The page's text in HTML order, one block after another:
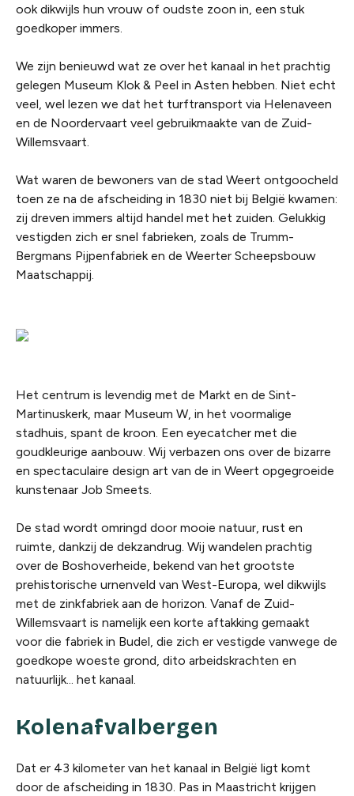
ook dikwijls hun vrouw of oudste zoon in, een stuk
goedkoper immers.
We zijn benieuwd wat ze over het kanaal in het prachtig
gelegen Museum Klok & Peel in Asten hebben. Niet echt
veel, wel lezen we dat het turftransport via Helenaveen
en de Noordervaart veel gebruikmaakte van de Zuid-
Willemsvaart.
Wat waren de bewoners van de stad Weert ontgoocheld
toen ze na de afscheiding in 1830 niet bij België kwamen:
zij dreven immers altijd handel met het zuiden. Gelukkig
vestigden zich er snel fabrieken, zoals de Trumm-
Bergmans Pijpenfabriek en de Weerter Scheepsbouw
Maatschappij.
Het centrum is levendig met de Markt en de Sint-
Martinuskerk, maar Museum W, in het voormalige
stadhuis, spant de kroon. Een eyecatcher met die
goudkleurige aanbouw. Wij verbazen ons over de bizarre
en spectaculaire design art van de in Weert opgegroeide
kunstenaar Job Smeets.
De stad wordt omringd door mooie natuur, rust en
ruimte, dankzij de dekzandrug. Wij wandelen prachtig
over de Boshoverheide, bekend van het grootste
prehistorische urnenveld van West-Europa, wel dikwijls
met de zinkfabriek aan de horizon. Vanaf de Zuid-
Willemsvaart is namelijk een korte aftakking gemaakt
voor die fabriek in Budel, die zich er vestigde vanwege de
goedkope woeste grond, dito arbeidskrachten en
natuurlijk... het kanaal.
Kolenafvalbergen
Dat er 43 kilometer van het kanaal in België ligt komt
door de afscheiding in 1830. Pas in Maastricht krijgen